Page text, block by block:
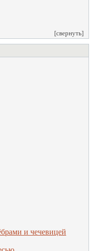
[свернуть]
и чечевицей